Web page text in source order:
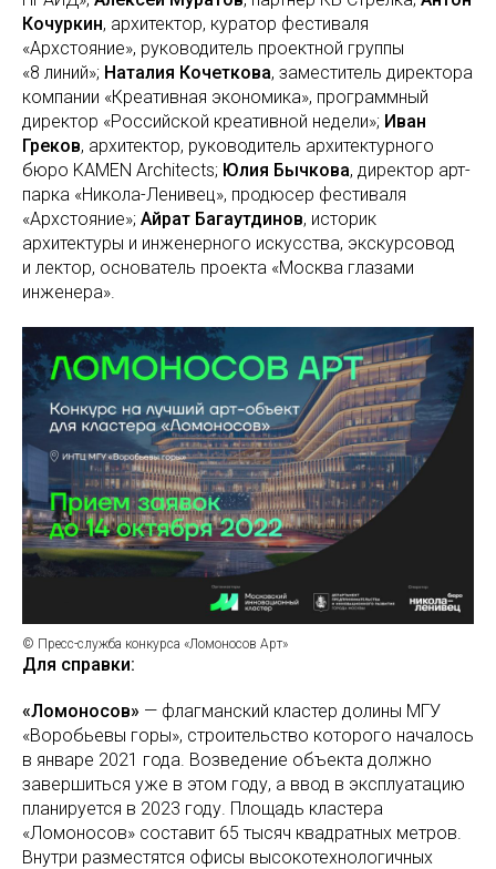
Кочуркин, архитектор, куратор фестиваля
«Архстояние», руководитель проектной группы
«8 линий»; Наталия Кочеткова, заместитель директора
компании «Креативная экономика», программный
директор «Российской креативной недели»; Иван
Греков, архитектор, руководитель архитектурного
бюро KAMEN Architects; Юлия Бычкова, директор арт-
парка «Никола-Ленивец», продюсер фестиваля
«Архстояние»; Айрат Багаутдинов, историк
архитектуры и инженерного искусства, экскурсовод
и лектор, основатель проекта «Москва глазами
инженера».
© Пресс-служба конкурса «Ломоносов Арт»
Для справки:
«Ломоносов» — флагманский кластер долины МГУ
«Воробьевы горы», строительство которого началось
в январе 2021 года. Возведение объекта должно
завершиться уже в этом году, а ввод в эксплуатацию
планируется в 2023 году. Площадь кластера
«Ломоносов» составит 65 тысяч квадратных метров.
Внутри разместятся офисы высокотехнологичных